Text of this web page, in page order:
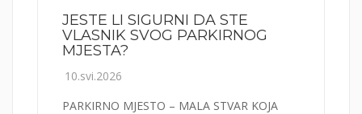
JESTE LI SIGURNI DA STE
VLASNIK SVOG PARKIRNOG
MJESTA?
10.svi.2026
PARKIRNO MJESTO – MALA STVAR KOJA